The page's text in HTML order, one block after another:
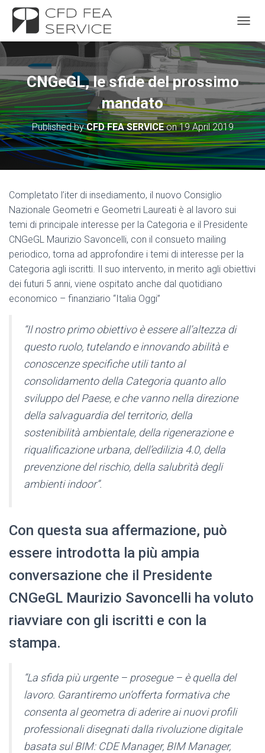
CNGeGL, le sfide del prossimo
mandato
Published byCFD FEA SERVICEon19 April 2019
Completato l’iter di insediamento, il nuovo Consiglio
Nazionale Geometri e Geometri Laureati è al lavoro sui
temi di principale interesse per la Categoria e il Presidente
CNGeGL Maurizio Savoncelli, con il consueto mailing
periodico, torna ad approfondire i temi di interesse per la
Categoria agli iscritti. Il suo intervento, in merito agli obiettivi
dei futuri 5 anni, viene ospitato anche dal quotidiano
economico – finanziario “Italia Oggi”
“Il nostro primo obiettivo è essere all’altezza di
questo ruolo, tutelando e innovando abilità e
conoscenze specifiche utili tanto al
consolidamento della Categoria quanto allo
sviluppo del Paese, e che vanno nella direzione
della salvaguardia del territorio, della
sostenibilità ambientale, della rigenerazione e
riqualificazione urbana, dell’edilizia 4.0, della
prevenzione del rischio, della salubrità degli
ambienti indoor”.
Con questa sua affermazione, può
essere introdotta la più ampia
conversazione che il Presidente
CNGeGL Maurizio Savoncelli ha voluto
riavviare con gli iscritti e con la
stampa.
“La sfida più urgente – prosegue – è quella del
lavoro. Garantiremo un’offerta formativa che
consenta al geometra di aderire ai nuovi profili
professionali disegnati dalla rivoluzione digitale
basata sul BIM: CDE Manager, BIM Manager,